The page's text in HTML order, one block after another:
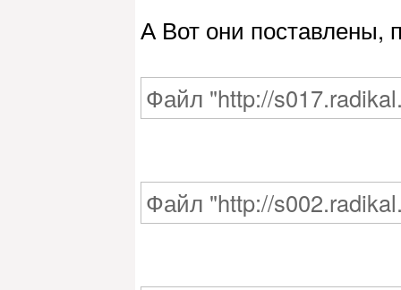
А Вот они поставлены,
Файл "http://
Файл "http://